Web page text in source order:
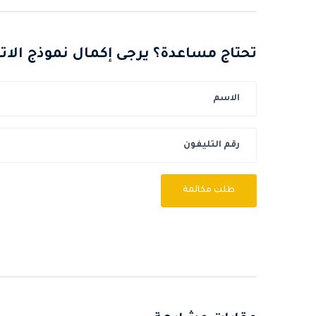
تحتاج مساعدة؟ يرجى إكمال نموذج
طلب مكالمة